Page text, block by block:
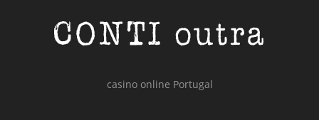
casino online Portugal